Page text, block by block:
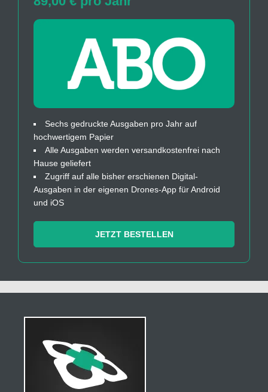
Sechs gedruckte Ausgaben pro Jahr auf
hochwertigem Papier
Alle Ausgaben werden versandkostenfrei nach
Hause geliefert
Zugriff auf alle bisher erschienen Digital-
Ausgaben in der eigenen Drones-App für Android
und iOS
JETZT BESTELLEN